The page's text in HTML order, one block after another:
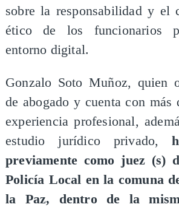
sobre la responsabilidad y el
ético de los funcionarios
entorno digital.
Gonzalo Soto Muñoz, quien
de abogado y cuenta con más
experiencia profesional,
estudio jurídico privado,
previamente como juez (s)
Policía Local en la comuna
la Paz, dentro de la